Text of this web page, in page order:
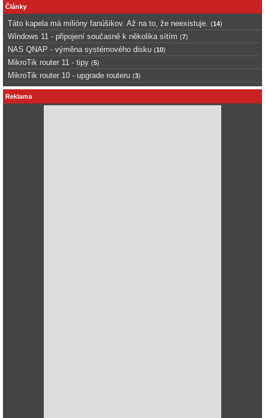
Články
Táto kapela má milióny fanúšikov. Až na to, že neexistuje. (14)
Windows 11 - připojení současně k několika sítím (7)
NAS QNAP - výměna systémového disku (10)
MikroTik router 11 - tipy (5)
MikroTik router 10 - upgrade routeru (3)
Reklama